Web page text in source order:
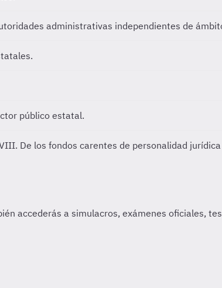
administrativas independientes de
público estatal.
VIII. De los fondos carentes de personalidad